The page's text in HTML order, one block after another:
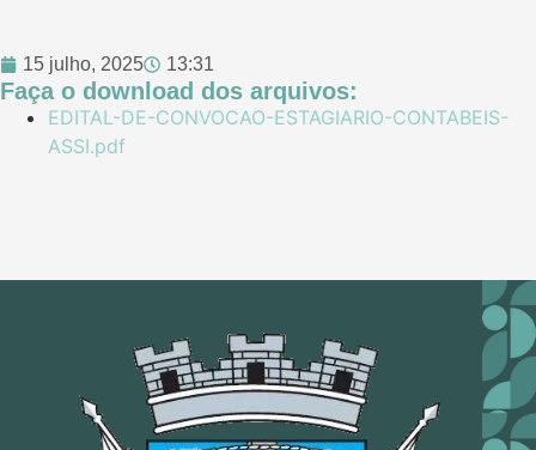
15 julho, 2025 13:31
Faça o download dos arquivos:
EDITAL-DE-CONVOCAO-ESTAGIARIO-CONTABEIS-
ASSI.pdf